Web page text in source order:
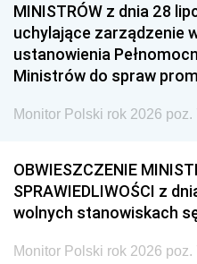
MINISTRÓW z dnia 28
uchylające zarządzenie
ustanowienia
Ministrów do spraw
Monitor Polski rok 2026 poz.
OBWIESZCZENIE
SPRAWIEDLIWOŚCI z
wolnych stanowiskach
Monitor Polski rok 2026 poz.